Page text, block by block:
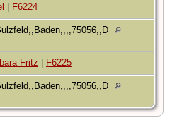
F6224
Fritz F6225